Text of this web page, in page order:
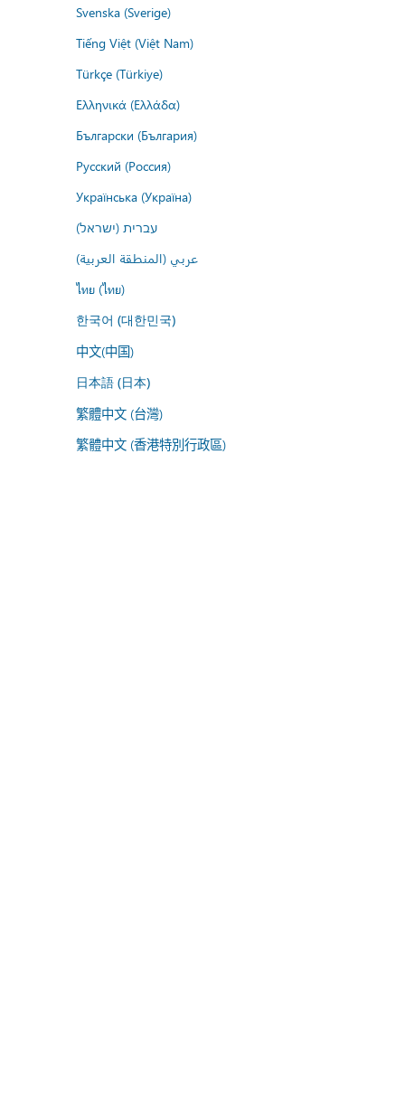
Svenska (Sverige)
Tiếng Việt (Việt Nam)
Türkçe (Türkiye)
Ελληνικά (Ελλάδα)
Български (България)
Русский (Россия)
Українська (Україна)
עברית (ישראל)
عربي (المنطقة العربية)
ไทย (ไทย)
한국어 (대한민국)
中文(中国)
日本語 (日本)
繁體中文 (台灣)
繁體中文 (香港特別行政區)